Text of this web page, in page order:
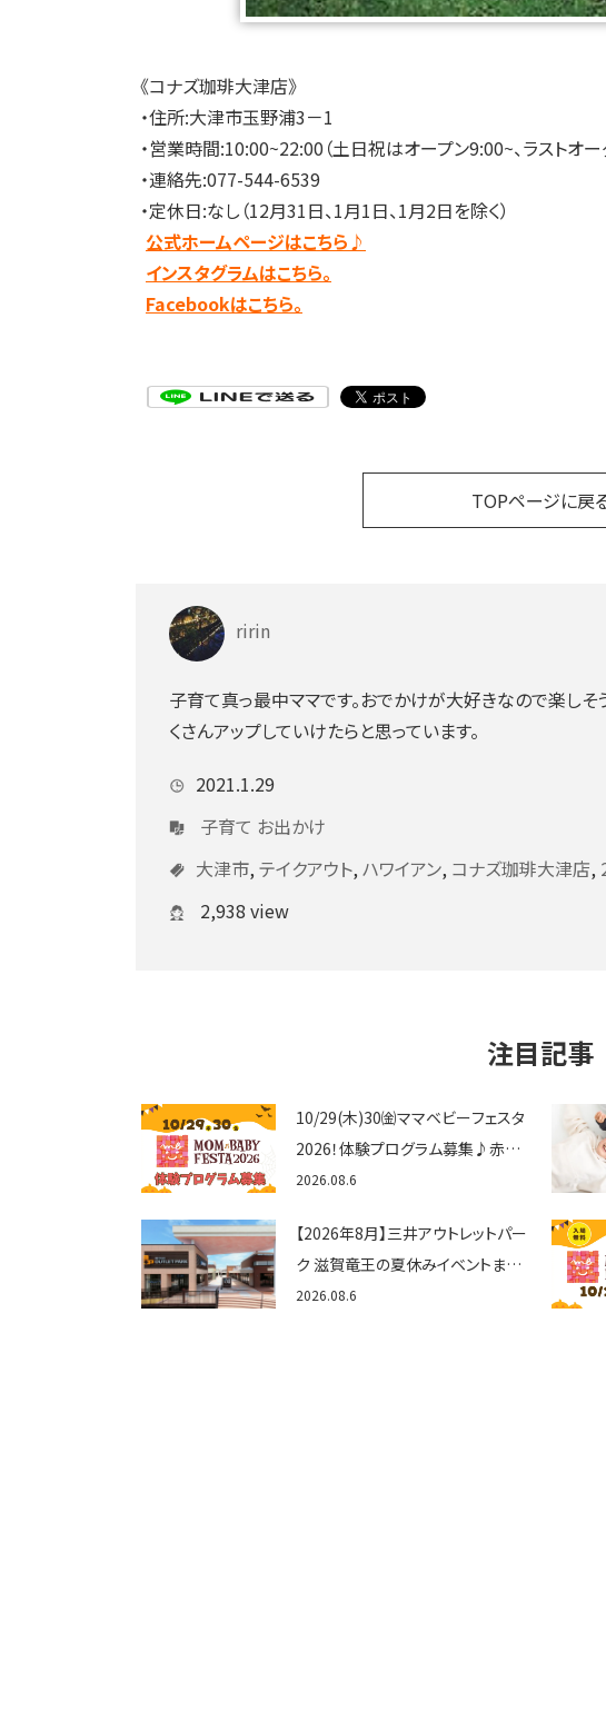
《コナズ珈琲大津店》
・住所:大津市玉野浦3－1
・営業時間:10:00~22:00（土日祝はオープン9:00~、ラストオ
・連絡先:077-544-6539
・定休日:なし（12月31日、1月1日、1月2日を除く）
公式ホームページはこちら♪
インスタグラムはこちら。
Facebookはこちら。
TOPページに戻
ririn
子育て真っ最中ママです。おでかけが大好きなので楽しそ
くさんアップしていけたらと思っています。
2021.1.29
子育て お出かけ
大津市, テイクアウト, ハワイアン, コナズ珈琲大津店,
2,938 view
注目記事
10/29(木)30㈮ママベビーフェスタ
2026！体験プログラム募集♪赤ち
ゃん向けイベントに出演しません
2026.08.6
【2026年8月】三井アウトレットパー
ク 滋賀竜王の夏休みイベントまと
め！びしょぬれ水あそび・激辛グル
2026.08.6